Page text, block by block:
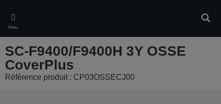
main
content
Menu
SC-F9400/F9400H 3Y OSSE
CoverPlus
Référence produit : CP03OSSECJ00